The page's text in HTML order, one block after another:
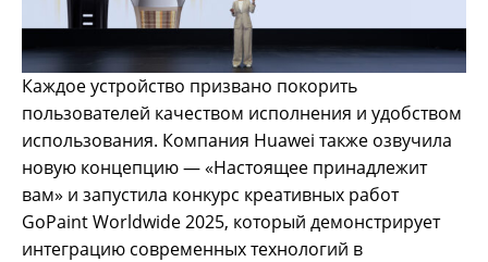
Каждое устройство призвано покорить
пользователей качеством исполнения и удобством
использования. Компания Huawei также озвучила
новую концепцию — «Настоящее принадлежит
вам» и запустила конкурс креативных работ
GoPaint Worldwide 2025, который демонстрирует
интеграцию современных технологий в